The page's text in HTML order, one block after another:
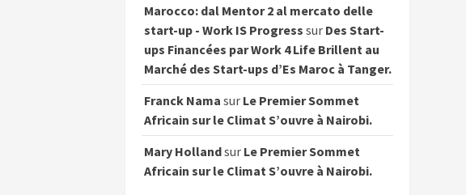
Marocco: dal Mentor 2 al mercato delle
start-up - Work IS Progress sur Des Start-
ups Financées par Work 4 Life Brillent au
Marché des Start-ups d’Es Maroc à Tanger.
Franck Nama sur Le Premier Sommet
Africain sur le Climat S’ouvre à Nairobi.
Mary Hollandsur Le Premier Sommet
Africain sur le Climat S’ouvre à Nairobi.